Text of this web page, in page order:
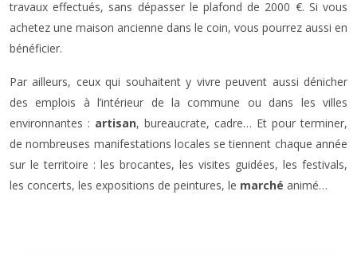
travaux effectués, sans dépasser le plafond de 2000 €. Si vous
achetez une maison ancienne dans le coin, vous pourrez aussi en
bénéficier.
Par ailleurs, ceux qui souhaitent y vivre peuvent aussi dénicher
des emplois à l’intérieur de la commune ou dans les villes
environnantes : artisan, bureaucrate, cadre… Et pour terminer,
de nombreuses manifestations locales se tiennent chaque année
sur le territoire : les brocantes, les visites guidées, les festivals,
les concerts, les expositions de peintures, le marché animé…